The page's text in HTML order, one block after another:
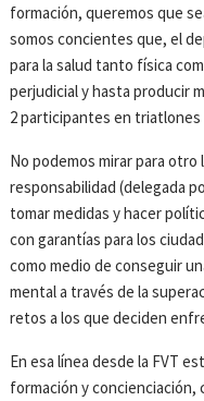
formación, queremos que
somos concientes que, el
para la salud tanto física
perjudicial y hasta producir
2 participantes en triatlones
No podemos mirar para
responsabilidad (delegada
tomar medidas y hacer
con garantías para los
como medio de conseguir
mental a través de la
retos a los que deciden
En esa línea desde la FVT
formación y concienciación,